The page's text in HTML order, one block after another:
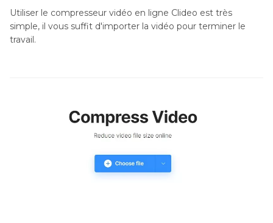
Utiliser le compresseur vidéo en ligne Clideo est très
simple, il vous suffit d'importer la vidéo pour terminer le
travail.